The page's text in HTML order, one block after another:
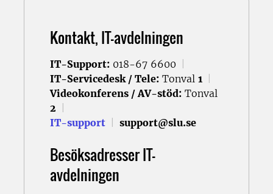
Kontakt, IT-avdelningen
IT-Support: 018-67 6600
IT-Servicedesk / Tele: Tonval 1
Videokonferens / AV-stöd: Tonval
2
IT-support
support@slu.se
Besöksadresser IT-
avdelningen